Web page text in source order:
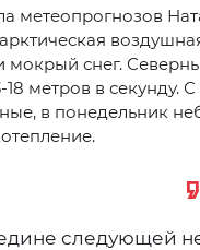
метеопрогнозов
мокрый снег.
18 метров в
в понедельник
следующей